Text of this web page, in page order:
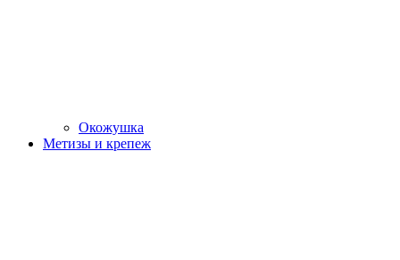
Окожушка
Метизы и крепеж